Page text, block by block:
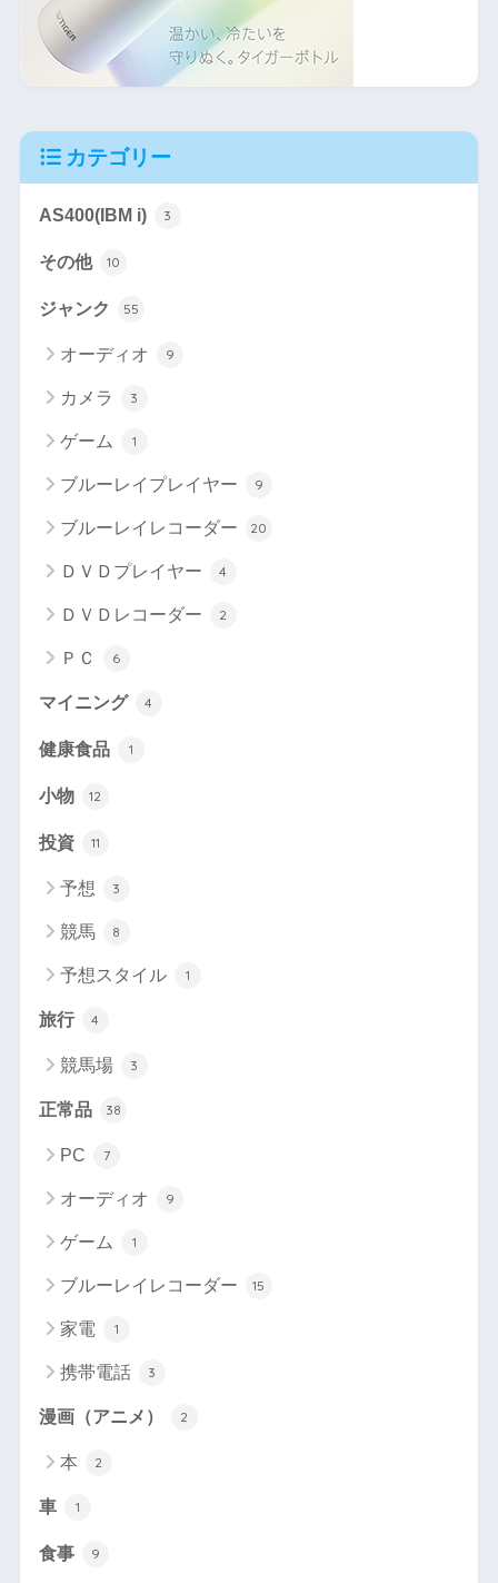
カテゴリー
AS400(IBM i) 3
その他 10
ジャンク 55
オーディオ 9
カメラ 3
ゲーム 1
ブルーレイプレイヤー 9
ブルーレイレコーダー 20
ＤＶＤプレイヤー 4
ＤＶＤレコーダー 2
ＰＣ 6
マイニング 4
健康食品 1
小物 12
投資 11
予想 3
競馬 8
予想スタイル 1
旅行 4
競馬場 3
正常品 38
PC 7
オーディオ 9
ゲーム 1
ブルーレイレコーダー 15
家電 1
携帯電話 3
漫画（アニメ） 2
本 2
車 1
食事 9